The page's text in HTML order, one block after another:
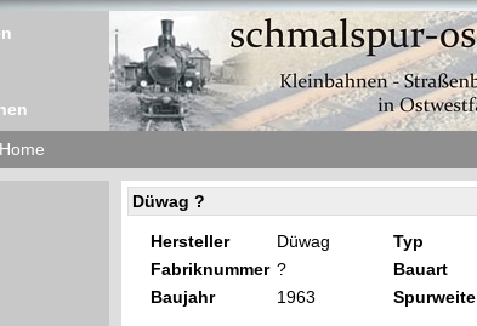
Home
Düwag ?
Hersteller Düwag Typ
Fabriknummer ? Bauart
Baujahr
1963 Spurweite